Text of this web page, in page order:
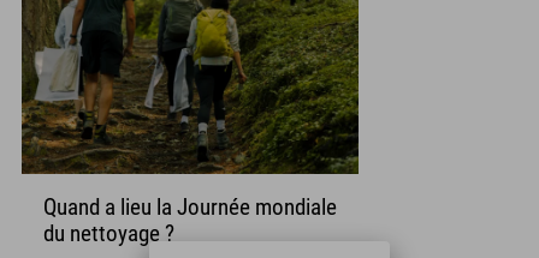
Quand a lieu la Journée mondiale
du nettoyage ?